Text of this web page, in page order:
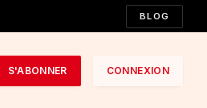
BLOG
S'ABONNER CONNEXION